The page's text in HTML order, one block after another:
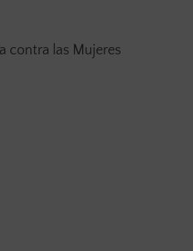
contra las Mujeres